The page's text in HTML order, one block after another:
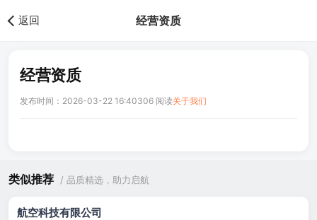
返回 经营资质
经营资质
发布时间：2026-03-22 16:40306 阅读关于我们
类似推荐 / 品质精选，助力启航
航空科技有限公司